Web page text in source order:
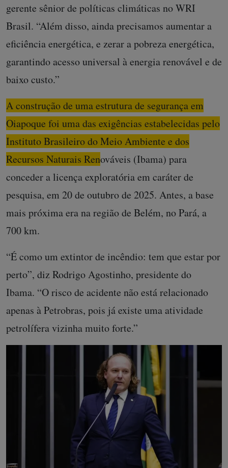
gerente sênior de políticas climáticas no WRI
Brasil. “Além disso, ainda precisamos aumentar a
eficiência energética, e zerar a pobreza energética,
garantindo acesso universal à energia renovável e de
baixo custo.”
A construção de uma estrutura de segurança em
Oiapoque foi uma das exigências estabelecidas pelo
Instituto Brasileiro do Meio Ambiente e dos
Recursos Naturais Renováveis (Ibama) para
conceder a licença exploratória em caráter de
pesquisa, em 20 de outubro de 2025. Antes, a base
mais próxima era na região de Belém, no Pará, a
700 km.
“É como um extintor de incêndio: tem que estar por
perto”, diz Rodrigo Agostinho, presidente do
Ibama. “O risco de acidente não está relacionado
apenas à Petrobras, pois já existe uma atividade
petrolífera vizinha muito forte.”